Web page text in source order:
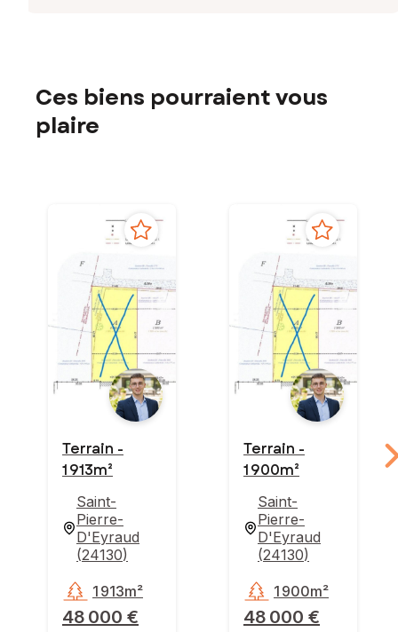
Ces biens pourraient vous
plaire
Terrain -
1 913m²
Saint-
Pierre-
D'Eyraud
(24130)
48 000 €
1 913m²
Terrain -
1 900m²
Saint-
Pierre-
D'Eyraud
(24130)
48 000 €
1 900m²